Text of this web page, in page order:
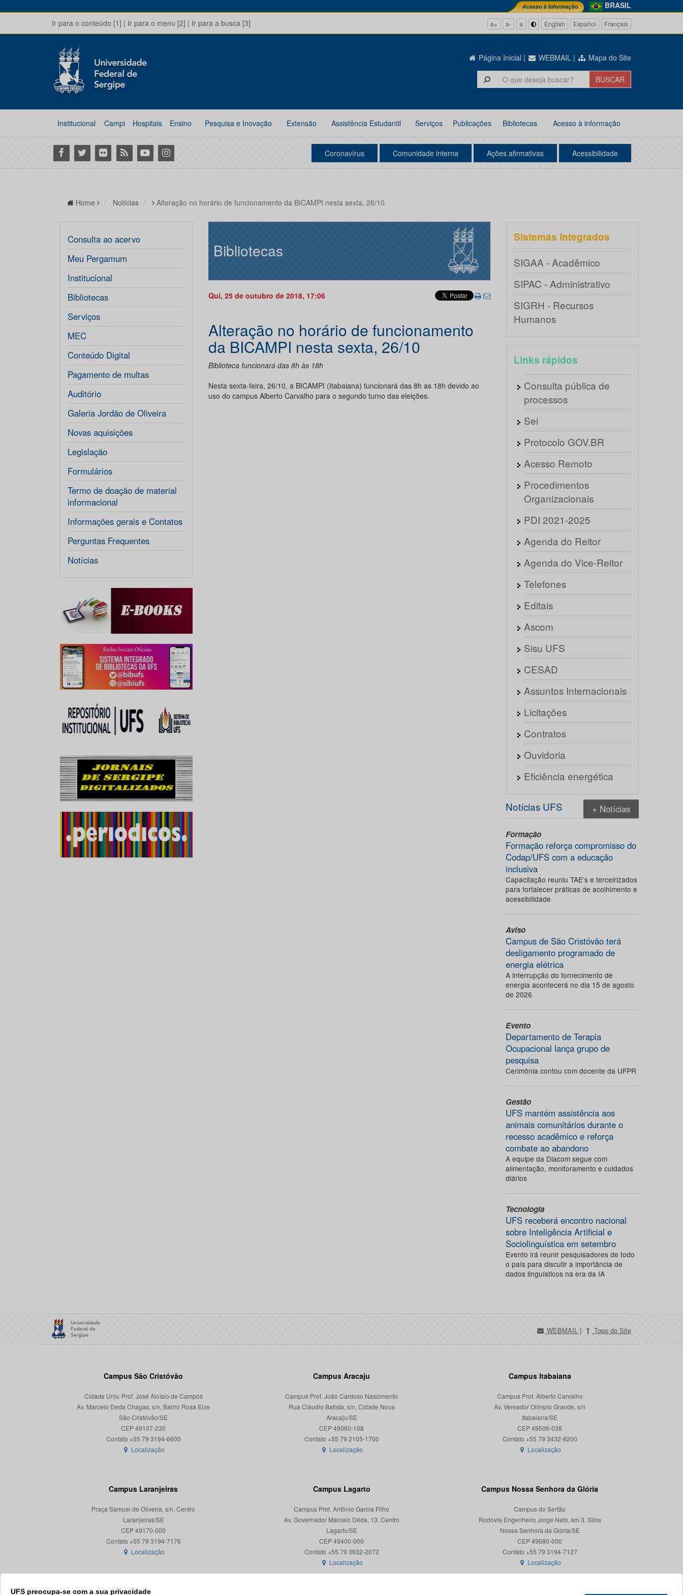
BRASIL
Ir para o conteúdo [1] | Ir para o menu [2] | Ir para a busca [3] a+ a- a English Español Français
Página Inicial | WEBMAIL | Mapa do Site
Institucional Campi Hospitais Ensino Pesquisa e Inovação Extensão Assistência Estudantil Serviços Publicações Bibliotecas Acesso à informação
Facebook
Twitter Flickr RSS YoutubeInstagram Coronavírus Comunidade interna Ações afirmativas Acessibilidade
UFS preocupa-se com a sua privacidade
Home Notícias Alteração no horário de funcionamento da BICAMPI nesta sexta, 26/10
Consulta ao acervo
Meu Pergamum
Institucional
Bibliotecas
Serviços
MEC
Conteúdo Digital
Pagamento de multas
Auditório
Galeria Jordão de Oliveira
Novas aquisições
Legislação
Formulários
Termo de doação de material
informacional
Informações gerais e Contatos
Perguntas Frequentes
Notícias
Bibliotecas
Qui, 25 de outubro de 2018, 17:06
Alteração no horário de funcionamento
da BICAMPI nesta sexta, 26/10
Biblioteca funcionará das 8h às 18h
Nesta sexta-feira, 26/10, a BICAMPI (Itabaiana) funcionará das 8h as 18h devido ao
uso do campus Alberto Carvalho para o segundo turno das eleições.
Sistemas integrados
SIGAA - Acadêmico
SIPAC - Administrativo
SIGRH - Recursos
Humanos
Links rápidos
Consulta pública de
processos
Sei
Protocolo GOV.BR
Acesso Remoto
Procedimentos
Organizacionais
PDI 2021-2025
Agenda do Reitor
Agenda do Vice-Reitor
Telefones
Editais
Ascom
Sisu UFS
CESAD
Assuntos Internacionais
Licitações
Contratos
Ouvidoria
Eficiência energética
Notícias UFS + Notícias
Formação
Formação reforça compromisso do
Codap/UFS com a educação
inclusiva
Capacitação reuniu TAE’s e terceirizados
para fortalecer práticas de acolhimento e
acessibilidade
Aviso
Campus de São Cristóvão terá
desligamento programado de
energia elétrica
A interrupção do fornecimento de
energia acontecerá no dia 15 de agosto
de 2026
Evento
Departamento de Terapia
Ocupacional lança grupo de
pesquisa
Cerimônia contou com docente da UFPR
Gestão
UFS mantém assistência aos
animais comunitários durante o
recesso acadêmico e reforça
combate ao abandono
A equipe da Diacom segue com
alimentação, monitoramento e cuidados
diários
Tecnologia
UFS receberá encontro nacional
sobre Inteligência Artificial e
Sociolinguística em setembro
Evento irá reunir pesquisadores de todo
o país para discutir a importância de
dados linguísticos na era da IA
WEBMAIL | Topo do Site
Campus São Cristóvão
Cidade Univ. Prof. José Aloísio de Campos
Av. Marcelo Deda Chagas, s/n, Bairro Rosa Elze
São Cristóvão/SE
CEP 49107-230
Localização
Campus Aracaju
Campus Prof. João Cardoso Nascimento
Rua Cláudio Batista, s/n, Cidade Nova
Aracaju/SE
CEP 49060-108
Localização
Campus Itabaiana
Campus Prof. Alberto Carvalho
Av. Vereador Olímpio Grande, s/n
Itabaiana/SE
CEP 49506-036
Localização
Campus Laranjeiras
Praça Samuel de Oliveira, s/n, Centro
Laranjeiras/SE
CEP 49170-000
Localização
Campus Lagarto
Campus Prof. Antônio Garcia Filho
Av. Governador Marcelo Déda, 13, Centro
Lagarto/SE
CEP 49400-000
Localização
Campus Nossa Senhora da Glória
Campus do Sertão
Rodovia Engenheiro Jorge Neto, km 3, Silos
Nossa Senhora da Glória/SE
CEP 49680-000
Contato +55 79 3194-7127
Localização